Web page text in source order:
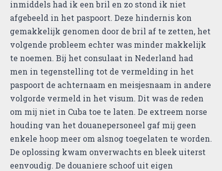
inmiddels had ik een bril en zo stond ik niet
afgebeeld in het paspoort. Deze hindernis kon
gemakkelijk genomen door de bril af te zetten, het
volgende probleem echter was minder makkelijk
te noemen. Bij het consulaat in Nederland had
men in tegenstelling tot de vermelding in het
paspoort de achternaam en meisjesnaam in andere
volgorde vermeld in het visum. Dit was de reden
om mij niet in Cuba toe te laten. De extreem norse
houding van het douanepersoneel gaf mij geen
enkele hoop meer om alsnog toegelaten te worden.
De oplossing kwam onverwachts en bleek uiterst
eenvoudig. De douaniere schoof uit eigen